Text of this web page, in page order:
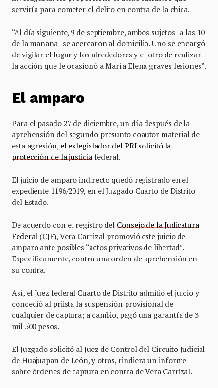
serviría para cometer el delito en contra de la chica.
“Al día siguiente, 9 de septiembre, ambos sujetos -a las 10
de la mañana- se acercaron al domicilio. Uno se encargó
de vigilar el lugar y los alrededores y el otro de realizar
la acción que le ocasionó a María Elena graves lesiones”.
El amparo
Para el pasado 27 de diciembre, un día después de la
aprehensión del segundo presunto coautor material de
esta agresión, el exlegislador del PRI solicitó la
protección de la justicia federal.
El juicio de amparo indirecto quedó registrado en el
expediente 1196/2019, en el Juzgado Cuarto de Distrito
del Estado.
De acuerdo con el registro del Consejo de la Judicatura
Federal (CJF), Vera Carrizal promovió este juicio de
amparo ante posibles “actos privativos de libertad”.
Específicamente, contra una orden de aprehensión en
su contra.
Así, el Juez federal Cuarto de Distrito admitió el juicio y
concedió al priista la suspensión provisional de
cualquier de captura; a cambio, pagó una garantía de 3
mil 500 pesos.
El Juzgado solicitó al Juez de Control del Circuito Judicial
de Huajuapan de León, y otros, rindiera un informe
sobre órdenes de captura en contra de Vera Carrizal.